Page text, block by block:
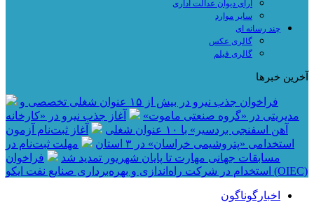
آرای دیوان عدالت اداری
سایر موارد
چند رسانه ای
گالری عکس
گالری فیلم
آخرین خبرها
فراخوان جذب نیرو در بیش از ۱۵ عنوان شغلی تخصصی و
مدیریتی در «گروه صنعتی ماموت»
آغاز جذب نیرو در «کارخانه
آهن اسفنجی بردسیر» با ۱۰ عنوان شغلی
آغاز ثبت‌نام آزمون
استخدامی «پتروشیمی خراسان» در ۳ استان
مهلت ثبت‌نام در
مسابقات جهانی مهارت تا پایان شهریور تمدید شد
فراخوان
استخدام در شرکت راه‌اندازی و بهره‌برداری صنایع نفت ایکو (OIEC)
اخبارگوناگون